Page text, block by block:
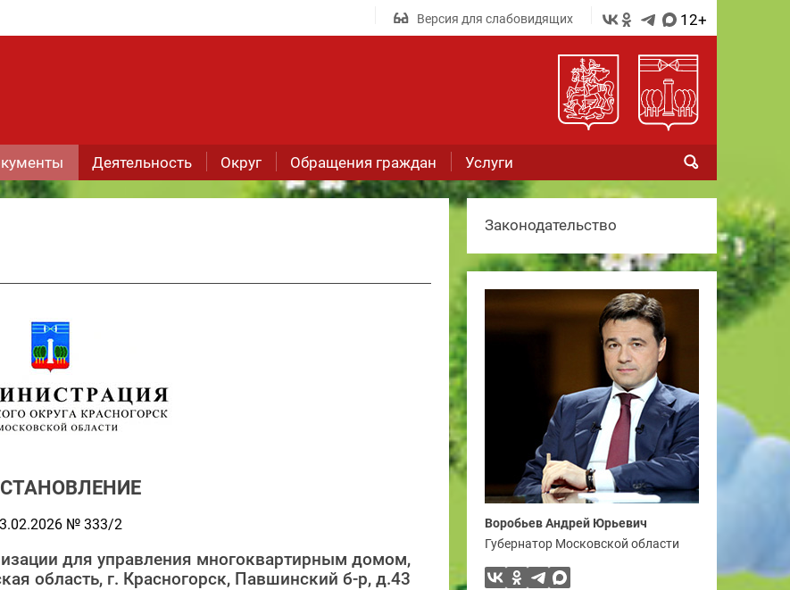
Версия для слабовидящих 12+
Деятельность Округ Обращения граждан Услуги
№ 333/2
для управления многоквартирным домом,
область, г. Красногорск, Павшинский б-р, д.43
Законодательство
Воробьев Андрей Юрьевич
Губернатор Московской области